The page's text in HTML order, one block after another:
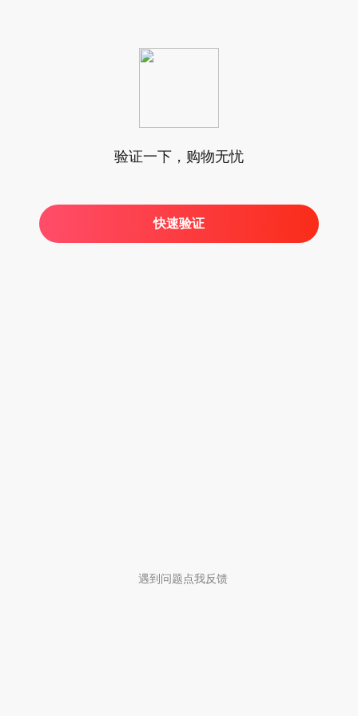
验证一下，购物无忧
快速验证
遇到问题点我反馈